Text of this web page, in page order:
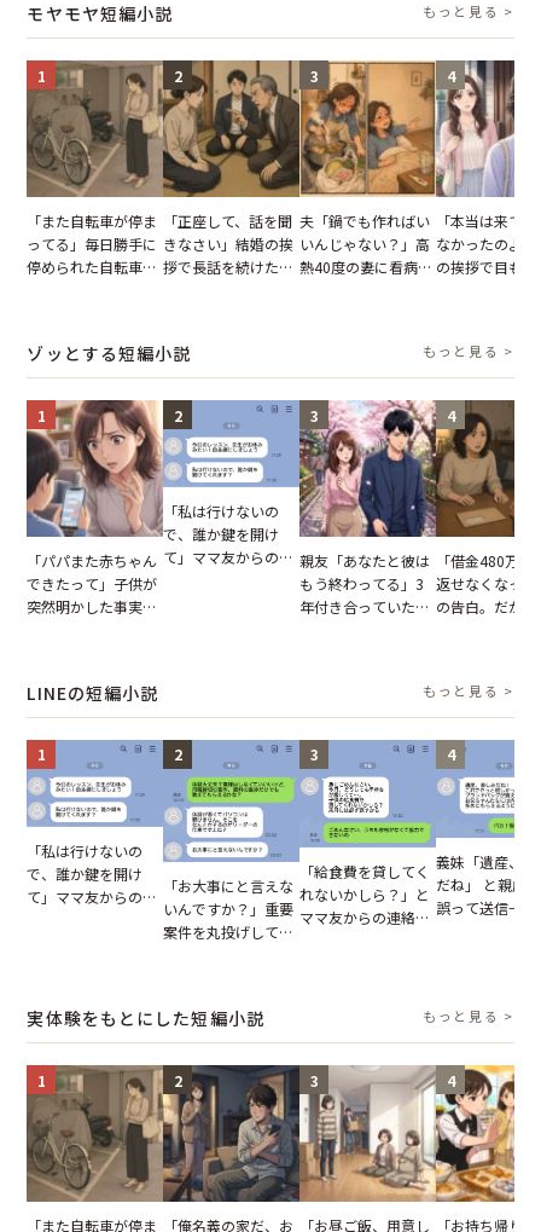
モヤモヤ短編小説 もっと見る >
1
「また自転車が停ま
ってる」毎日勝手に
停められた自転車。
2
「正座して、話を聞
きなさい」結婚の挨
拶で長話を続けた義
3
夫「鍋でも作ればい
いんじゃない？」高
熱40度の妻に看病な
4
「本当は来て
なかったのよ
の挨拶で目も
ゾッとする短編小説 もっと見る >
1
「パパまた赤ちゃん
できたって」子供が
突然明かした事実。
2
「私は行けないの
で、誰か鍵を開け
て」ママ友からの
3
親友「あなたと彼は
もう終わってる」3
年付き合っていた彼
4
「借金480万、
返せなくなっ
の告白。だが
LINEの短編小説 もっと見る >
1
「私は行けないの
で、誰か鍵を開け
て」ママ友からの
2
「お大事にと言えな
いんですか？」重要
案件を丸投げして休
3
「給食費を貸してく
れないかしら？」と
ママ友からの連絡。
4
義妹「遺産、
だね」 と親戚
誤って送信→夫
実体験をもとにした短編小説 もっと見る >
1
「また自転車が停ま
2
「俺名義の家だ、お
3
「お昼ご飯、用意し
4
「お持ち帰り